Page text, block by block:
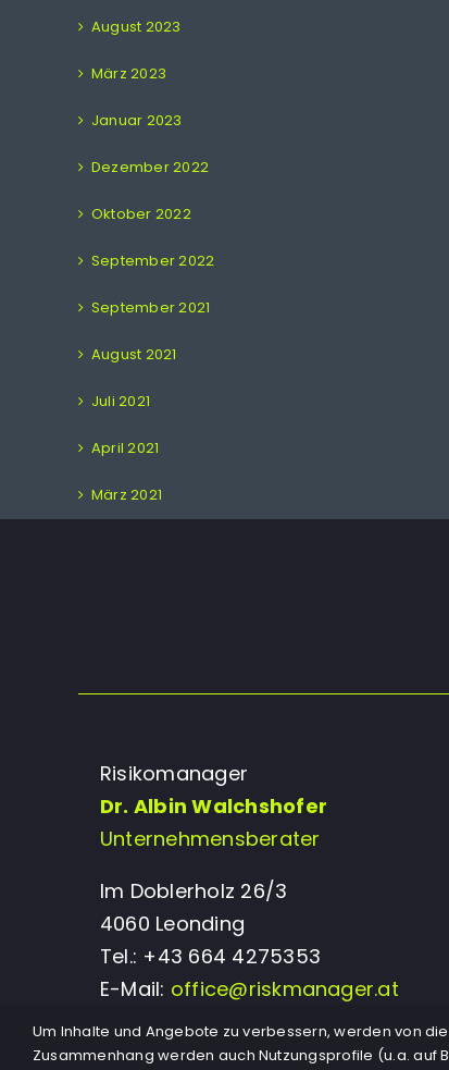
August 2023
März 2023
Januar 2023
Dezember 2022
Oktober 2022
September 2022
September 2021
August 2021
Juli 2021
April 2021
März 2021
Risikomanager
Dr. Albin Walchshofer
Unternehmensberater
Im Doblerholz 26/3
4060 Leonding
Tel.: +43 664 4275353
E-Mail: office@riskmanager.at
Um Inhalte und Angebote zu verbessern, werden von
Zusammenhang werden auch Nutzungsprofile (u.a. auf